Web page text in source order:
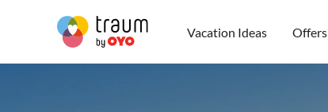
Vacation Ideas Offers